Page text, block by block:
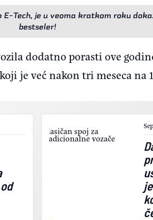
Tech, je u veoma kratkom roku
bestseler!
dodatno porasti ove
je već nakon tri meseca na